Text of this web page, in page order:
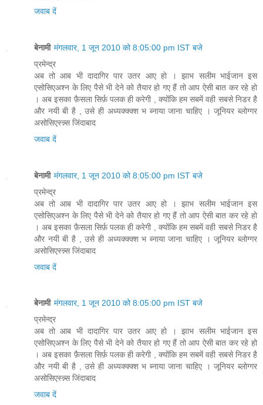
जवाब दें
बेनामी मंगलवार, 1 जून 2010 को 8:05:00 pm IST बजे
प्रमेन्द्र
अब तो आब भी दादागिर पार उतर आए हो । झाभ सलीम भाईजान इस
एसोसिएअश्न के लिए पैसे भी देने को तैयार हो गए हैं तो आप ऐसी बात कर रहे हो
। अब इसका फ़ैसला सिर्फ़ पलक ही करेगी , क्योंकि हम सबमें वही सबसे निडर है
और नयी बी है , उसे ही अध्यक्क्क्श भ ब्नाया जाना चाहिए । जूनियर ब्लोग्गर
असोसिएस्न्न्स जिंदाबाद
जवाब दें
बेनामी मंगलवार, 1 जून 2010 को 8:05:00 pm IST बजे
प्रमेन्द्र
अब तो आब भी दादागिर पार उतर आए हो । झाभ सलीम भाईजान इस
एसोसिएअश्न के लिए पैसे भी देने को तैयार हो गए हैं तो आप ऐसी बात कर रहे हो
। अब इसका फ़ैसला सिर्फ़ पलक ही करेगी , क्योंकि हम सबमें वही सबसे निडर है
और नयी बी है , उसे ही अध्यक्क्क्श भ ब्नाया जाना चाहिए । जूनियर ब्लोग्गर
असोसिएस्न्न्स जिंदाबाद
जवाब दें
बेनामी मंगलवार, 1 जून 2010 को 8:05:00 pm IST बजे
प्रमेन्द्र
अब तो आब भी दादागिर पार उतर आए हो । झाभ सलीम भाईजान इस
एसोसिएअश्न के लिए पैसे भी देने को तैयार हो गए हैं तो आप ऐसी बात कर रहे हो
। अब इसका फ़ैसला सिर्फ़ पलक ही करेगी , क्योंकि हम सबमें वही सबसे निडर है
और नयी बी है , उसे ही अध्यक्क्क्श भ ब्नाया जाना चाहिए । जूनियर ब्लोग्गर
असोसिएस्न्न्स जिंदाबाद
जवाब दें